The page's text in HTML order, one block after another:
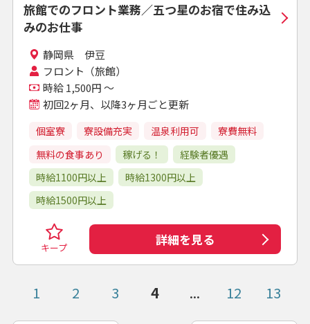
旅館でのフロント業務／五つ星のお宿で住み込
みのお仕事
静岡県 伊豆
フロント（旅館）
時給 1,500円 ～
初回2ヶ月、以降3ヶ月ごと更新
個室寮 寮設備充実 温泉利用可
寮費無料
無料の食事あり
稼げる！
経験者優遇
時給1100円以上
時給1300円以上
時給1500円以上
キープ 詳細を見る
1 2 3 4 ... 12 13